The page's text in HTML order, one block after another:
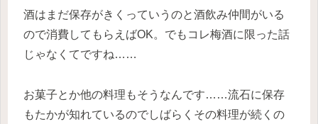
酒はまだ保存がきくっていうのと酒飲み仲間がいる
ので消費してもらえばOK。でもコレ梅酒に限った話
じゃなくてですね……
お菓子とか他の料理もそうなんです……流石に保存
もたかが知れているのでしばらくその料理が続くの